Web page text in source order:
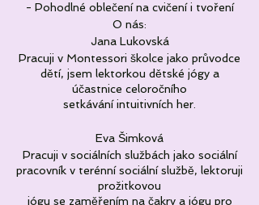
- Pohodlné oblečení na cvičení i tvoření
O nás:
Jana Lukovská
Pracuji v Montessori školce jako průvodce
dětí, jsem lektorkou dětské jógy a
účastnice celoročního
setkávání intuitivních her.
Eva Šimková
Pracuji v sociálních službách jako sociální
pracovník v terénní sociální službě, lektoruji
prožitkovou
jógu se zaměřením na čakry a jógu pro